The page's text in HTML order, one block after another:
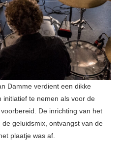
Damme verdient een dikke
initiatief te nemen als voor de
De inrichting van het
geluidsmix, ontvangst van de
plaatje was af.